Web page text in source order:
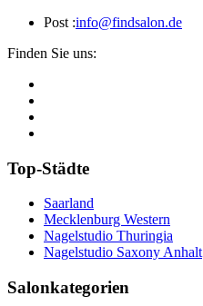
Post :info@findsalon.de
Finden Sie uns:
Top-Städte
Saarland
Mecklenburg Western
Nagelstudio Thuringia
Nagelstudio Saxony Anhalt
Salonkategorien